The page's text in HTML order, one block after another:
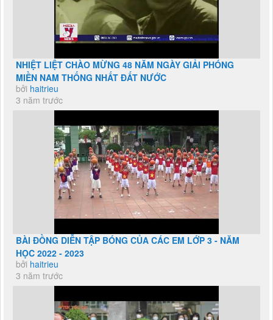
NHIỆT LIỆT CHÀO MỪNG 48 NĂM NGÀY GIẢI PHÓNG
MIỀN NAM THỐNG NHẤT ĐẤT NƯỚC
bởi haitrieu
3 năm trước
BÀI ĐỒNG DIỄN TẬP BÓNG CỦA CÁC EM LỚP 3 - NĂM
HỌC 2022 - 2023
bởi haitrieu
3 năm trước